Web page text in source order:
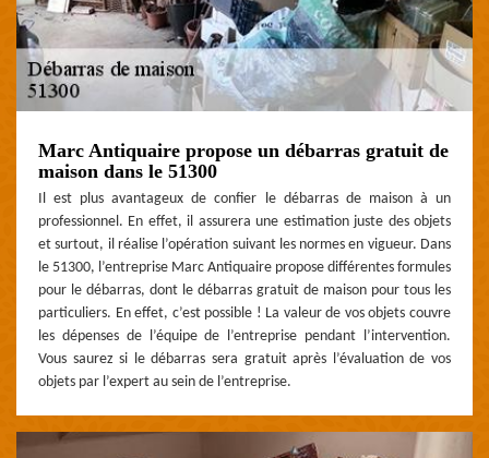
Marc Antiquaire propose un débarras gratuit de
maison dans le 51300
Il est plus avantageux de confier le débarras de maison à un
professionnel. En effet, il assurera une estimation juste des objets
et surtout, il réalise l’opération suivant les normes en vigueur. Dans
le 51300, l’entreprise Marc Antiquaire propose différentes formules
pour le débarras, dont le débarras gratuit de maison pour tous les
particuliers. En effet, c’est possible ! La valeur de vos objets couvre
les dépenses de l’équipe de l’entreprise pendant l’intervention.
Vous saurez si le débarras sera gratuit après l’évaluation de vos
objets par l’expert au sein de l’entreprise.